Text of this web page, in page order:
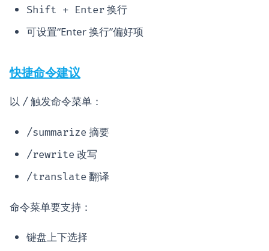
Shift + Enter换行
可设置“Enter 换行”偏好项
快捷命令建议
以 / 触发命令菜单：
/summarize 摘要
/rewrite 改写
/translate 翻译
命令菜单要支持：
键盘上下选择